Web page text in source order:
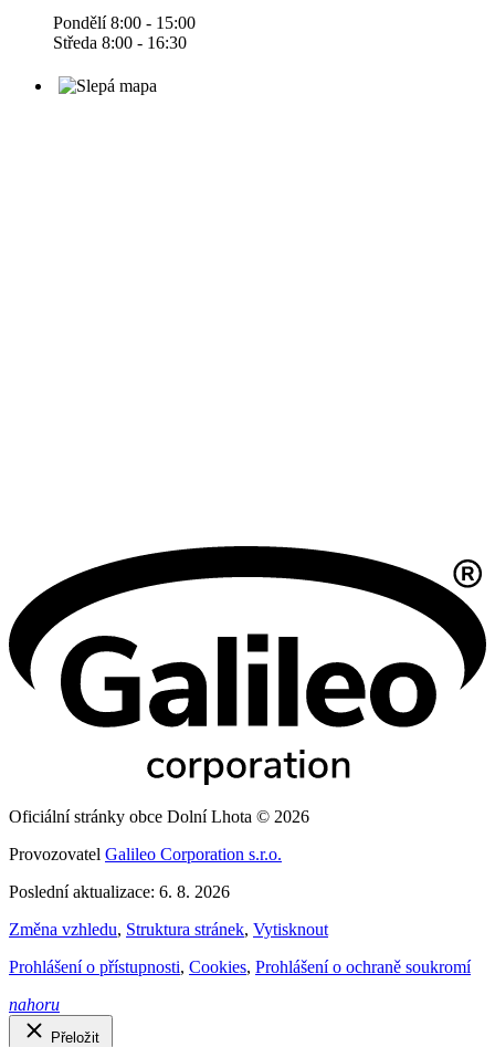
Pondělí 8:00 - 15:00
Středa 8:00 - 16:30
Oficiální stránky obce Dolní Lhota © 2026
Provozovatel Galileo Corporation s.r.o.
Poslední aktualizace: 6. 8. 2026
Změna vzhledu, Struktura stránek, Vytisknout
Prohlášení o přístupnosti, Cookies, Prohlášení o ochraně soukromí
nahoru
Přeložit